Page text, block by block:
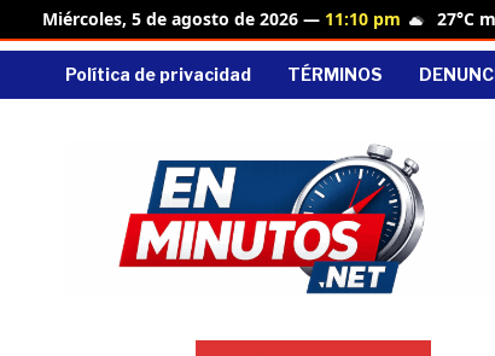
Miércoles, 5 de agosto de 2026 — 11:10 pm 27°C
Política de privacidad TÉRMINOS